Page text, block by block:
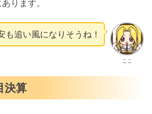
ります。
ここ
も追い風になりそうね！
決算